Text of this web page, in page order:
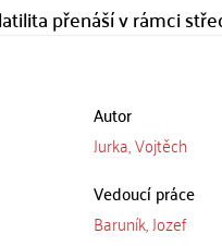
přenáší v rámci
Autor
Jurka, Vojtěch
Vedoucí práce
Baruník, Jozef